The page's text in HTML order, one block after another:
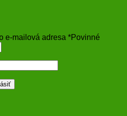
e-mailová adresa *Povinné